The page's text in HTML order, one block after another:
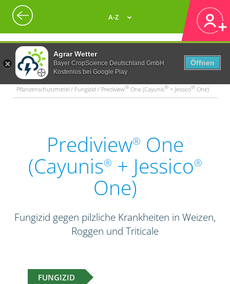
Agrar Wetter
Bayer CropScience Deutschland GmbH
Kostenlos bei Google Play
Öffnen
A-Z
Pflanzenschutzmittel / Fungizid / Prediview® One (Cayunis® + Jessico® One)
Prediview® One
(Cayunis® + Jessico®
One)
Fungizid gegen pilzliche Krankheiten in Weizen,
Roggen und Triticale
FUNGIZID